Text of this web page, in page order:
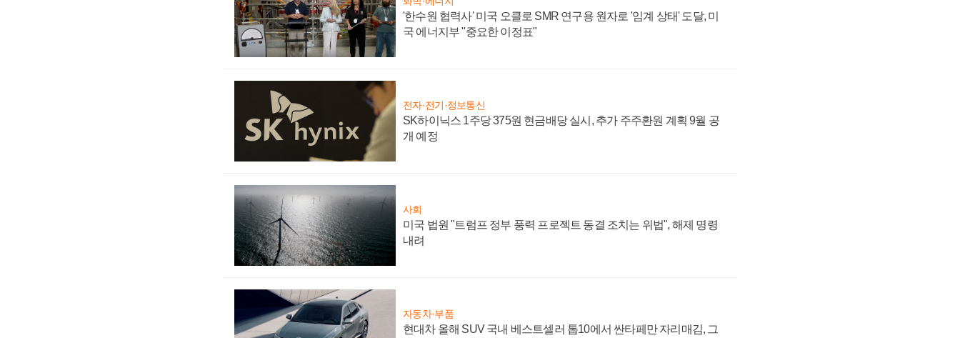
'한수원 협력사' 미국 오클로 SMR 연구용 원자로 '임계 상태' 도달, 미
국 에너지부 "중요한 이정표"
전자·전기·정보통신
SK하이닉스 1주당 375원 현금배당 실시, 추가 주주환원 계획 9월 공
개 예정
사회
미국 법원 "트럼프 정부 풍력 프로젝트 동결 조치는 위법", 해제 명령
내려
자동차·부품
현대차 올해 SUV 국내 베스트셀러 톱10에서 싼타페만 자리매김, 그